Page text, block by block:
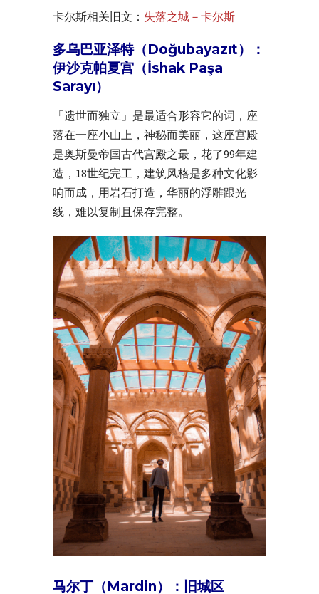
卡尔斯相关旧文： 失落之城－卡尔斯
多乌巴亚泽特（Doğubayazıt）：
伊沙克帕夏宫（İshak Paşa
Sarayı）
「遗世而独立」是最适合形容它的词，座
落在一座小山上，神秘而美丽，这座宫殿
是奥斯曼帝国古代宫殿之最，花了99年建
造，18世纪完工，建筑风格是多种文化影
响而成，用岩石打造，华丽的浮雕跟光
线，难以复制且保存完整。
马尔丁（Mardin）：旧城区